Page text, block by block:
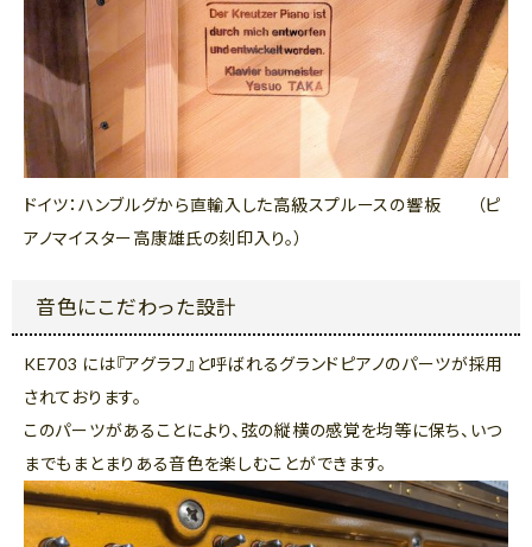
ドイツ：ハンブルグから直輸入した高級スプルースの響板 （ピ
アノマイスター高康雄氏の刻印入り。）
音色にこだわった設計
KE703 には『アグラフ』と呼ばれるグランドピアノのパーツが採用
されております。
このパーツがあることにより、弦の縦横の感覚を均等に保ち、いつ
までもまとまりある音色を楽しむことができます。